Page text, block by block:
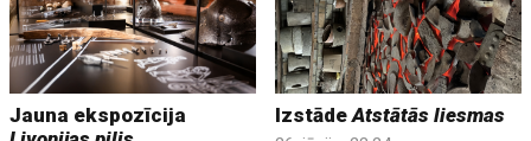
Jauna ekspozīcija
IzstādeAtstātās liesmas